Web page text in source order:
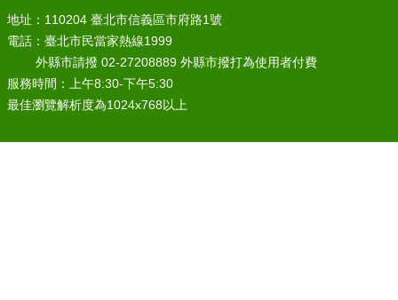
地址：110204 臺北市信義區市府路1號
電話：臺北市民當家熱線1999
外縣市請撥 02-27208889 外縣市撥打為使用者付費
服務時間：上午8:30-下午5:30
最佳瀏覽解析度為1024x768以上